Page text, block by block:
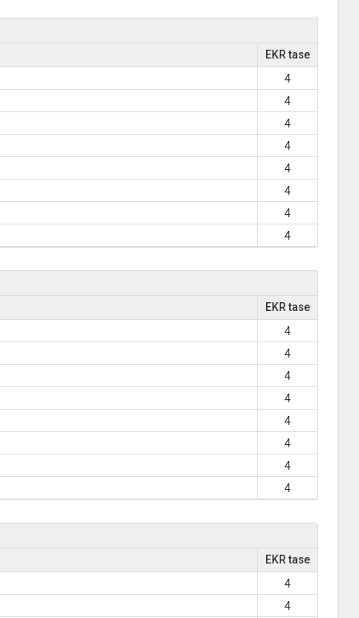
EKR tase
4
4
4
4
4
4
4
4
EKR tase
4
4
4
4
4
4
4
4
EKR tase
4
4